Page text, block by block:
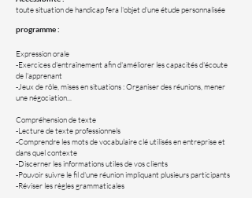
toute situation de handicap fera l'objet d'une étude personnalisée
programme :
Expression orale
-Exercices d'entraînement afin d'améliorer les capacités d'écoute
de l'apprenant
-Jeux de rôle, mises en situations : Organiser des réunions, mener
une négociation...
Compréhension de texte
-Lecture de texte professionnels
-Comprendre les mots de vocabulaire clé utilisés en entreprise et
dans quel contexte
-Discerner les informations utiles de vos clients
-Pouvoir suivre le fil d'une réunion impliquant plusieurs participants
-Réviser les règles grammaticales